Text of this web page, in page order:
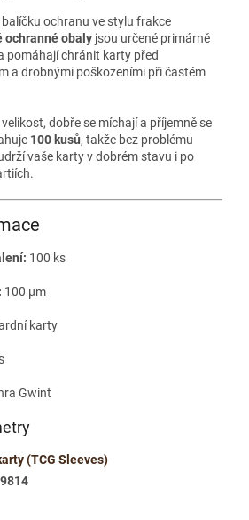
ochranu ve stylu frakce
ochranné obaly jsou určené primárně
pomáhají chránit karty před
a drobnými poškozeními při častém
dobře se míchají a příjemně se
100 kusů, takže bez problému
vaše karty v dobrém stavu i po
100 ks
100 μm
karty
Gwint
(TCG Sleeves)